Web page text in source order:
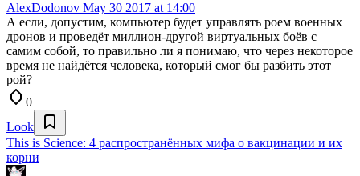
AlexDodonov May 30 2017 at 14:00
А если, допустим, компьютер будет управлять роем военных
дронов и проведёт миллион-другой виртуальных боёв с
самим собой, то правильно ли я понимаю, что через некоторое
время не найдётся человека, который смог бы разбить этот
рой?
0
Look
This is Science: 4 распространённых мифа о вакцинации и их
корни